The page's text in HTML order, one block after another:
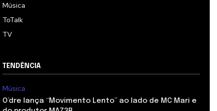
Música
ToTalk
TV
TENDÊNCIA
Música
O’dre lança “Movimento Lento” ao lado de MC Mari e